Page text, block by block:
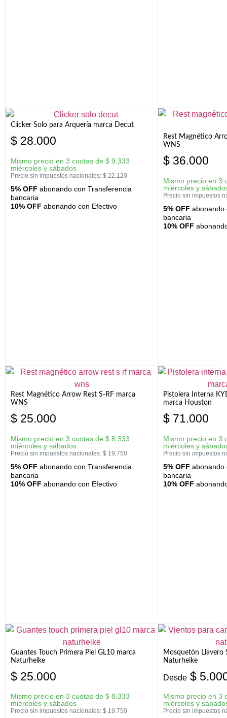
Clicker Solo para Arquería marca Decut
$ 28.000
Mismo precio en 3 cuotas de $ 9.333
miércoles y sábados
Precio sin impuestos nacionales: $ 22.120
5% OFF abonando con Transferencia
bancaria
10% OFF abonando con Efectivo
Rest Magnético
WNS
$ 36.000
Mismo precio en 3
miércoles y
Precio sin impuestos
5% OFF abonando
bancaria
10% OFF
Rest Magnético Arrow Rest S-RF marca
WNS
$ 25.000
Mismo precio en 3 cuotas de $ 8.333
miércoles y sábados
Precio sin impuestos nacionales: $ 19.750
5% OFF abonando con Transferencia
bancaria
10% OFF abonando con Efectivo
Pistolera Interna
marca Houston
$ 71.000
Mismo precio en 3
miércoles y
Precio sin impuestos
5% OFF abonando
bancaria
10% OFF
Guantes Touch Primera Piel GL10 marca
Naturheike
$ 25.000
Mismo precio en 3 cuotas de $ 8.333
miércoles y sábados
Precio sin impuestos nacionales: $ 19.750
Mosquetón Llavero
Naturheike
Desde $
Mismo precio en 3
miércoles y
Precio sin impuestos